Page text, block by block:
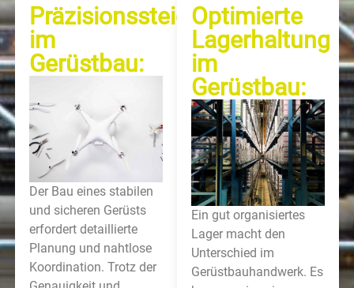
Präzisionssteigerung
im
Gerüstbau:
Der Bau eines stabilen
und sicheren Gerüsts
erfordert detaillierte
Planung und nahtlose
Koordination. Trotz der
Optimierte
Lagerhaltung
im
Gerüstbau:
Ein gut organisiertes
Lager macht den
Unterschied im
Gerüstbauhandwerk. Es